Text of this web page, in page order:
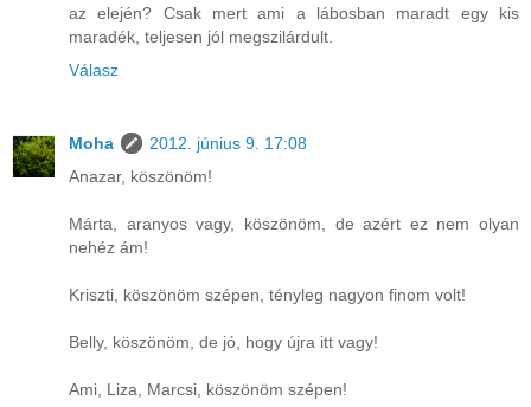
az elején? Csak mert ami a lábosban maradt egy kis
maradék, teljesen jól megszilárdult.
Válasz
Moha
2012. június 9. 17:08
Anazar, köszönöm!
Márta, aranyos vagy, köszönöm, de azért ez nem olyan
nehéz ám!
Kriszti, köszönöm szépen, tényleg nagyon finom volt!
Belly, köszönöm, de jó, hogy újra itt vagy!
Ami, Liza, Marcsi, köszönöm szépen!